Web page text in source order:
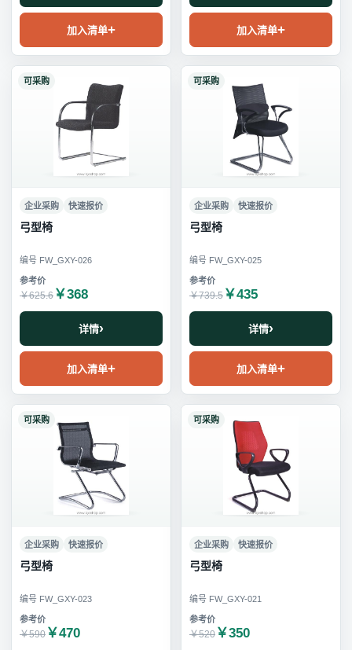
加入清单 加入清单
可采购
企业采购 快速报价
弓型椅
编号 FW_GXY-026
￥625.6 ￥368
详情
加入清单
可采购
企业采购 快速报价
弓型椅
编号 FW_GXY-025
￥739.5 ￥435
详情
加入清单
可采购
企业采购 快速报价
弓型椅
编号 FW_GXY-023
￥590 ￥470
可采购
企业采购 快速报价
弓型椅
编号 FW_GXY-021
￥520 ￥350